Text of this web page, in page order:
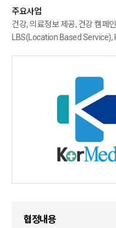
주요사업
건강, 의료정보 제공, 건강 캠페
LBS(Location Based Service),
협정내용